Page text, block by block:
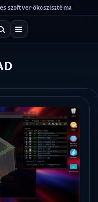
szoftver-ökoszisztéma